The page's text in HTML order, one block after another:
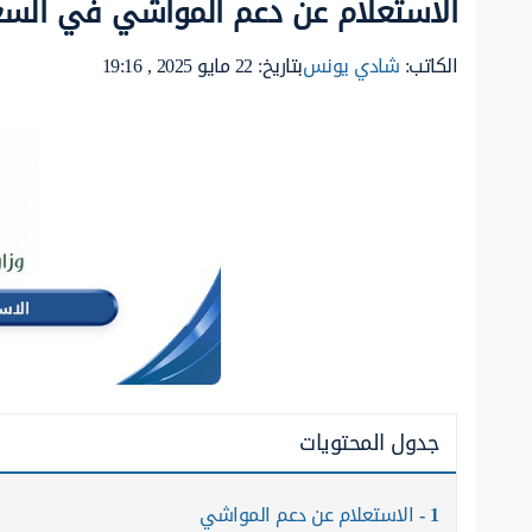
الاستعلام عن دعم المواشي في
الكاتب:شادي يونسبتاريخ: 22 مايو 2025 , 19:16
جدول المحتويات
1 الاستعلام عن دعم المواشي